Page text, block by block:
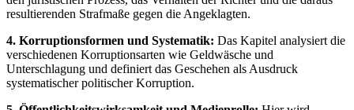
resultierenden Strafmaße gegen die Angeklagten.
4. Korruptionsformen und Systematik: Das Kapitel analysiert die
verschiedenen Korruptionsarten wie Geldwäsche und
Unterschlagung und definiert das Geschehen als Ausdruck
systematischer politischer Korruption.